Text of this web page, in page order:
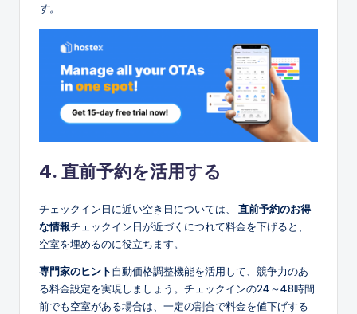
す。
4. 直前予約を活用する
チェックイン日に近い空き日については、 直前予約のお得
な情報チェックイン日が近づくにつれて料金を下げると、
空室を埋めるのに役立ちます。
専門家のヒント自動価格調整機能を活用して、競争力のあ
る料金設定を実現しましょう。チェックインの24～48時間
前でも空室がある場合は、一定の割合で料金を値下げする